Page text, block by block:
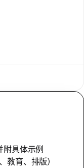
具体示例
教育、排版）